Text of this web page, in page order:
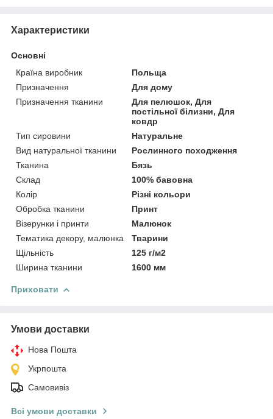
Характеристики
Основні
Країна виробник
Польща
Призначення
Для дому
Призначення тканини
Для пелюшок, Для
постільної білизни, Для
ковдр
Тип сировини
Натуральне
Вид натуральної тканини
Рослинного походження
Тканина
Бязь
Склад
100% бавовна
Колір
Різні кольори
Обробка тканини
Принт
Візерунки і принти
Малюнок
Тематика декору, малюнка
Тварини
Щільність
125 г/м2
Ширина тканини
1600 мм
Приховати
Умови доставки
Нова Пошта
Укрпошта
Самовивіз
Всі умови доставки